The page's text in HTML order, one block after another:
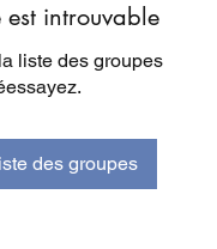
introuvable
liste des groupes
des groupes